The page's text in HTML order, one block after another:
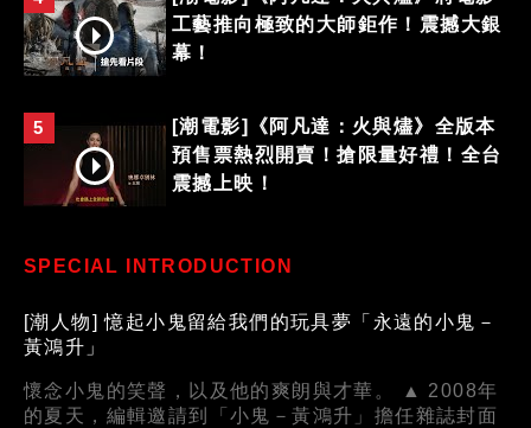
工藝推向極致的大師鉅作！震撼大銀
幕！
5
[潮電影]《阿凡達：火與燼》全版本
預售票熱烈開賣！搶限量好禮！全台
震撼上映！
SPECIAL INTRODUCTION
[潮人物] 憶起小鬼留給我們的玩具夢「永遠的小鬼－
黃鴻升」
懷念小鬼的笑聲，以及他的爽朗與才華。 ▲ 2008年
的夏天，編輯邀請到「小鬼－黃鴻升」擔任雜誌封面